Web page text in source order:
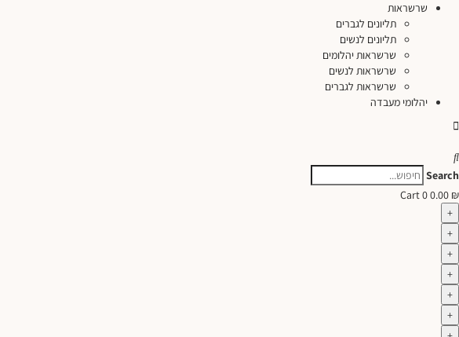
שרשראות
תליונים לגברים
תליונים לנשים
שרשראות יהלומים
שרשראות לנשים
שרשראות לגברים
יהלומי מעבדה
Search
0.00 ₪
0
Cart
+
+
+
+
+
+